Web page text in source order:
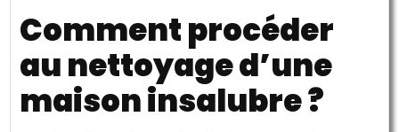
Comment procéder
au nettoyage d’une
maison insalubre ?